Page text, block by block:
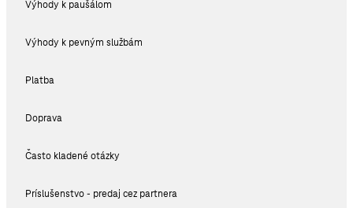
Výhody k paušálom
Výhody k pevným službám
Platba
Doprava
Často kladené otázky
Príslušenstvo - predaj cez partnera